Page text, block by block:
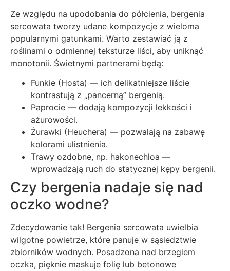
Ze względu na upodobania do półcienia, bergenia
sercowata tworzy udane kompozycje z wieloma
popularnymi gatunkami. Warto zestawiać ją z
roślinami o odmiennej teksturze liści, aby uniknąć
monotonii. Świetnymi partnerami będą:
Funkie (Hosta) — ich delikatniejsze liście
kontrastują z „pancerną” bergenią.
Paprocie — dodają kompozycji lekkości i
ażurowości.
Żurawki (Heuchera) — pozwalają na zabawę
kolorami ulistnienia.
Trawy ozdobne, np. hakonechloa —
wprowadzają ruch do statycznej kępy bergenii.
Czy bergenia nadaje się nad
oczko wodne?
Zdecydowanie tak! Bergenia sercowata uwielbia
wilgotne powietrze, które panuje w sąsiedztwie
zbiorników wodnych. Posadzona nad brzegiem
oczka, pięknie maskuje folię lub betonowe